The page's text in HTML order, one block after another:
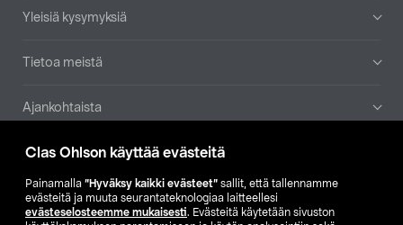
Clas Ohlson käyttää evästeitä
Painamalla ”Hyväksy kaikki evästeet” sallit, että tallennamme
evästeitä ja muuta seurantateknologiaa laitteellesi
evästeselosteemme mukaisesti. Evästeitä käytetään sivuston
Yleisiä kysymyksiä
Tietoa meistä
Ajankohtaista
Muut yrityksemme
Etsi myymälä